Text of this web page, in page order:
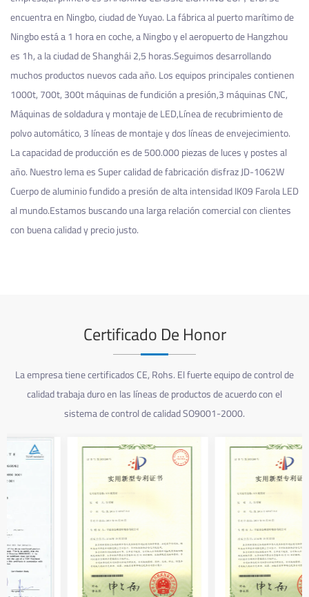
encuentra en Ningbo, ciudad de Yuyao. La fábrica al puerto marítimo de
Ningbo está a 1 hora en coche, a Ningbo y el aeropuerto de Hangzhou
es 1h, a la ciudad de Shanghái 2,5 horas.Seguimos desarrollando
muchos productos nuevos cada año. Los equipos principales contienen
1000t, 700t, 300t máquinas de fundición a presión,3 máquinas CNC,
Máquinas de soldadura y montaje de LED,Línea de recubrimiento de
polvo automático, 3 líneas de montaje y dos líneas de envejecimiento.
La capacidad de producción es de 500.000 piezas de luces y postes al
año. Nuestro lema es Super calidad de fabricacióndisfraz JD-1062W
Cuerpo de aluminio fundido a presión de alta intensidad IK09 Farola LED
al mundo.Estamos buscando una larga relación comercial con clientes
con buena calidad y precio justo.
Certificado De Honor
La empresa tiene certificados CE, Rohs. El fuerte equipo de control de
calidad trabaja duro en las líneas de productos de acuerdo con el
sistema de control de calidad SO9001-2000.